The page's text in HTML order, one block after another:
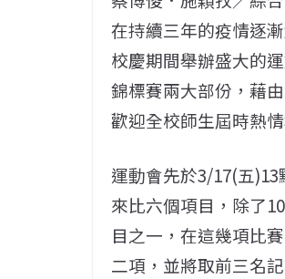
在持續三年的疫情逐
校慶期間舉辦盛大的
錦標賽兩大部份，藉
歡迎全校師生屆時熱
運動會先於3/17(五
來比六個項目，除了
目之一，在這幾項比
二項，並將取前三名